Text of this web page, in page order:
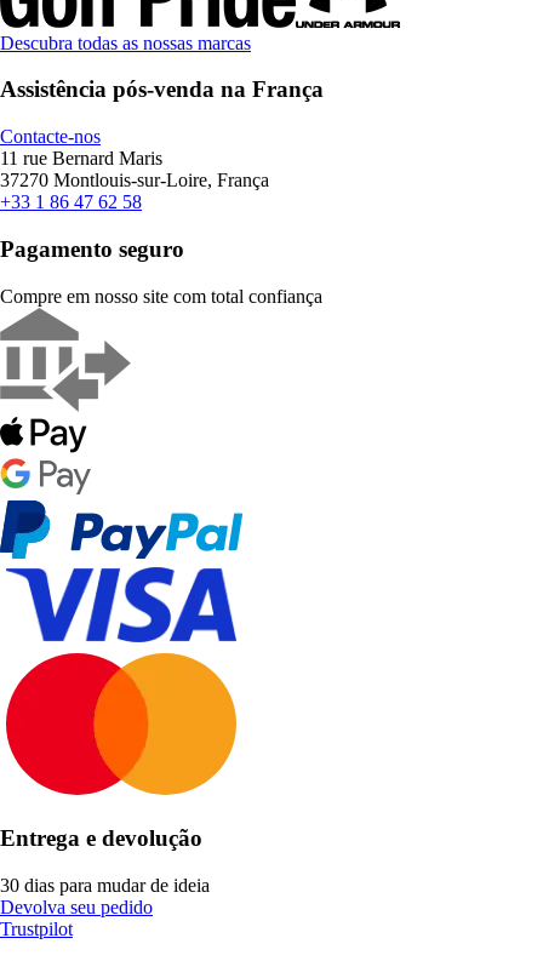
Descubra todas as nossas marcas
Assistência pós-venda na França
Contacte-nos
11 rue Bernard Maris
37270 Montlouis-sur-Loire, França
+33 1 86 47 62 58
Pagamento seguro
Compre em nosso site com total confiança
Entrega e devolução
30 dias para mudar de ideia
Devolva seu pedido
Trustpilot